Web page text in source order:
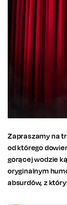
Zapraszamy na
od którego
gorącej wodzie
oryginalnym
absurdów, z